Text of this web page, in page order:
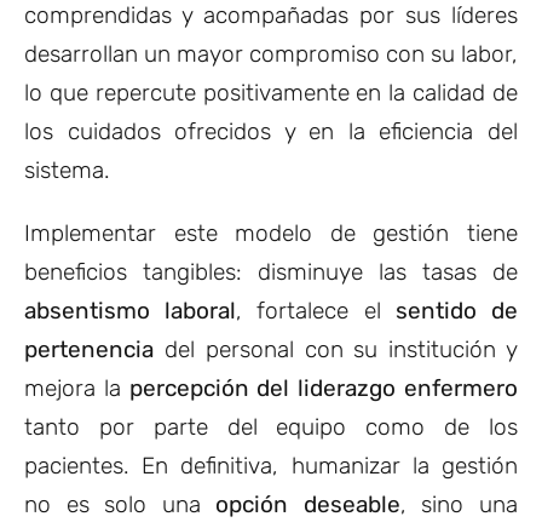
comprendidas y acompañadas por sus líderes
desarrollan un mayor compromiso con su labor,
lo que repercute positivamente en la calidad de
los cuidados ofrecidos y en la eficiencia del
sistema.
Implementar este modelo de gestión tiene
beneficios tangibles: disminuye las tasas de
absentismo laboral, fortalece el sentido de
pertenencia del personal con su institución y
mejora la percepción del liderazgo enfermero
tanto por parte del equipo como de los
pacientes. En definitiva, humanizar la gestión
no es solo una opción deseable, sino una